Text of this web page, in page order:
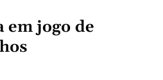
em jogo de